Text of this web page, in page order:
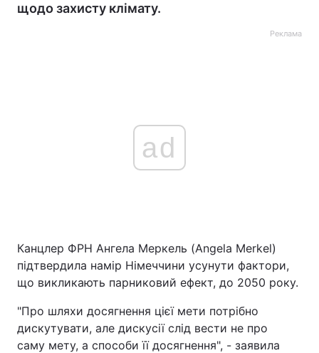
Головна Війна
Україна Політика
Економіка Світ
Спорт Наука
щодо захисту клімату.
Реклама
ad
Канцлер ФРН Ангела Меркель (Angela Merkel)
підтвердила намір Німеччини усунути фактори,
що викликають парниковий ефект, до 2050 року.
"Про шляхи досягнення цієї мети потрібно
дискутувати, але дискусії слід вести не про
саму мету, а способи її досягнення", - заявила